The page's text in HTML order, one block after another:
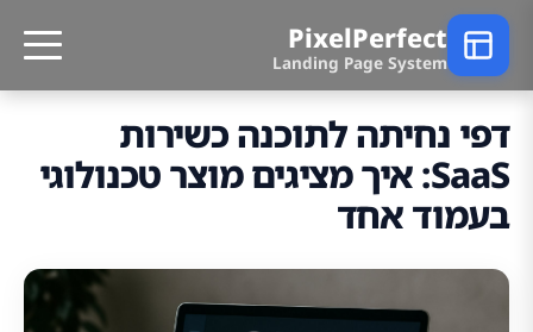
PixelPerfect
Landing Page System
דפי נחיתה לתוכנה כשירות
SaaS: איך מציגים מוצר טכנולוגי
בעמוד אחד